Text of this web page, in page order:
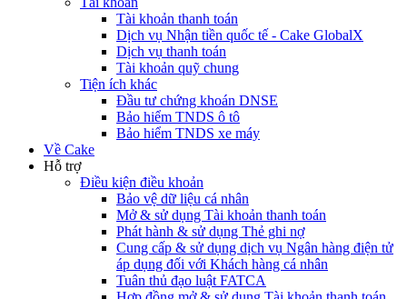
Tài khoản thanh toán
Dịch vụ Nhận tiền quốc tế - Cake GlobalX
Dịch vụ thanh toán
Tài khoản quỹ chung
Tiện ích khác
Đầu tư chứng khoán DNSE
Bảo hiểm TNDS ô tô
Bảo hiểm TNDS xe máy
Về Cake
Hỗ trợ
Điều kiện điều khoản
Bảo vệ dữ liệu cá nhân
Mở & sử dụng Tài khoản thanh toán
Phát hành & sử dụng Thẻ ghi nợ
Cung cấp & sử dụng dịch vụ Ngân hàng điện tử
áp dụng đối với Khách hàng cá nhân
Tuân thủ đạo luật FATCA